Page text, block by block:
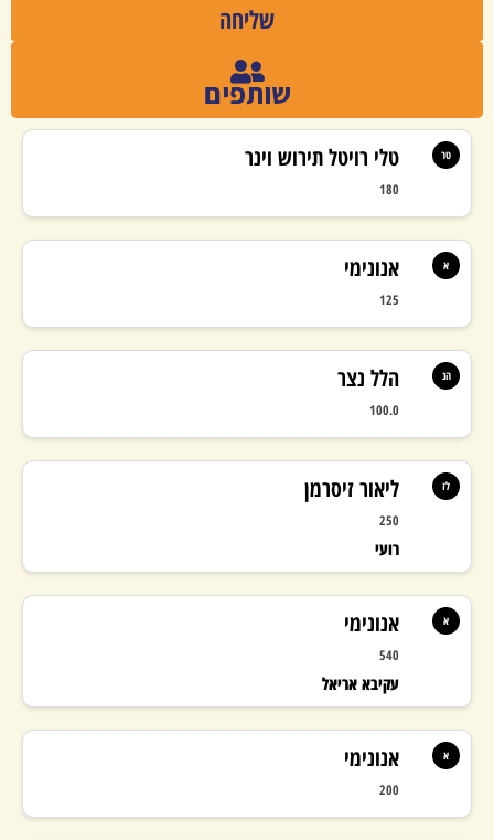
שליחה
שותפים
טלי רויטל תירוש וינר
180
טר
אנונימי
125
א
הלל נצר
100.0
הנ
ליאור זיסרמן
250
רועי
לז
אנונימי
540
עקיבא אריאל
א
אנונימי
200
א